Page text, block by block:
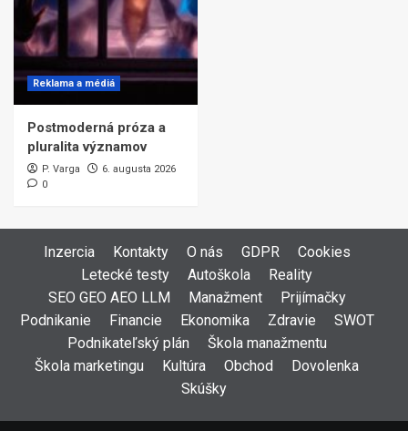
Reklama a médiá
Postmoderná próza a
pluralita významov
P. Varga
6. augusta 2026
0
Inzercia Kontakty O nás GDPR
Cookies
Letecké testy
Autoškola
Reality
SEO GEO AEO LLM
Manažment
Prijímačky
Podnikanie
Financie Ekonomika Zdravie
SWOT
Podnikateľský plán
Škola manažmentu
Škola marketingu
Kultúra Obchod
Dovolenka
Skúšky